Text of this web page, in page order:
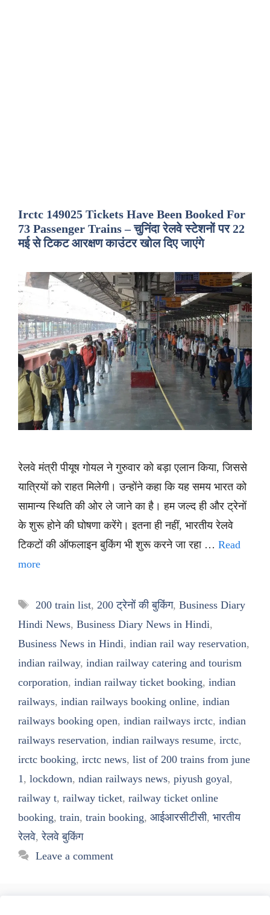
Irctc 149025 Tickets Have Been Booked For
73 Passenger Trains – चुनिंदा रेलवे स्टेशनों पर 22
मई से टिकट आरक्षण काउंटर खोल दिए जाएंगे
रेलवे मंत्री पीयूष गोयल ने गुरुवार को बड़ा एलान किया, जिससे
यात्रियों को राहत मिलेगी। उन्होंने कहा कि यह समय भारत को
सामान्य स्थिति की ओर ले जाने का है। हम जल्द ही और ट्रेनों
के शुरू होने की घोषणा करेंगे। इतना ही नहीं, भारतीय रेलवे
टिकटों की ऑफलाइन बुकिंग भी शुरू करने जा रहा … Read
more
Tags
200 train list, 200 ट्रेनों की बुकिंग, Business Diary
Hindi News, Business Diary News in Hindi,
Business News in Hindi, indian rail way reservation,
indian railway, indian railway catering and tourism
corporation, indian railway ticket booking, indian
railways, indian railways booking online, indian
railways booking open, indian railways irctc, indian
railways reservation, indian railways resume, irctc,
irctc booking, irctc news, list of 200 trains from june
1 , lockdown, ndian railways news, piyush goyal,
railway t, railway ticket, railway ticket online
booking, train, train booking, आईआरसीटीसी, भारतीय
रेलवे,रेलवे बुकिंग
Leave a comment